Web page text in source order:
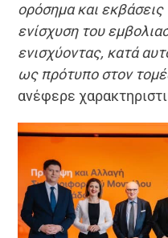
ορόσημα και
ενίσχυση του
ενισχύοντας, κατά
ως πρότυπο στον
ανέφερε